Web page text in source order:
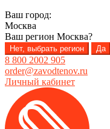
Ваш город:
Москва
Ваш регион Москва?
Нет, выбрать регион Да
8 800 2002 905
order@zavodtenov.ru
Личный кабинет
Перейти
навигации
Перейти
содержимому